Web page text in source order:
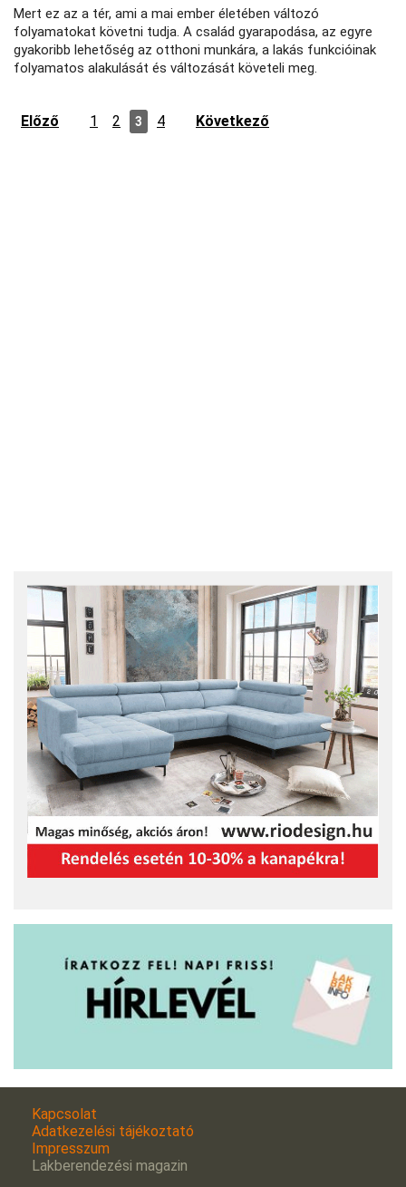
Mert ez az a tér, ami a mai ember életében változó
folyamatokat követni tudja. A család gyarapodása, az egyre
gyakoribb lehetőség az otthoni munkára, a lakás funkcióinak
folyamatos alakulását és változását követeli meg.
Előző 1 2 3 4 Következő
Kapcsolat
Adatkezelési tájékoztató
Impresszum
Lakberendezési magazin